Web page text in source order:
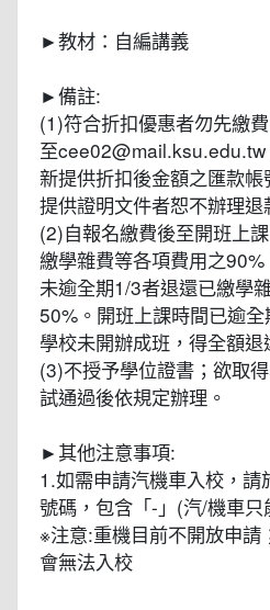
►教材：自編講義
►備註:
(1)符合折扣優惠者勿先繳
至
新提供折扣後金額之匯款
提供證明文件者恕不辦理退
(2)自報名繳費後至開班上
繳學雜費等各項費用之
未逾全期1/3者退還已繳學
50%。開班上課時間已逾
學校未開辦成班，得全額退
(3)不授予學位證書；欲取
試通過後依規定辦理。
►其他注意事項:
1.如需申請汽機車入校，
號碼，包含「-」(汽/機車只
※注意:重機目前不開放申請
會無法入校